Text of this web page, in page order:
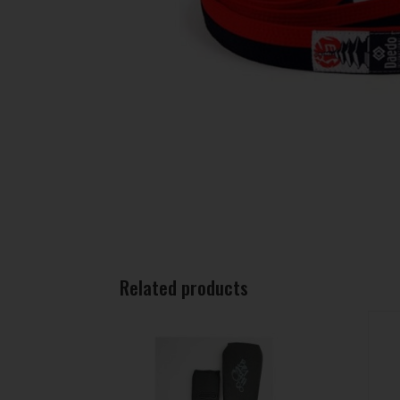
Related products